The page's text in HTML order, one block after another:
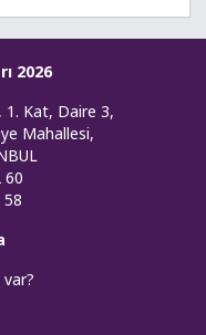
2026
1. Kat, Daire 3,
Mahallesi,
60
58